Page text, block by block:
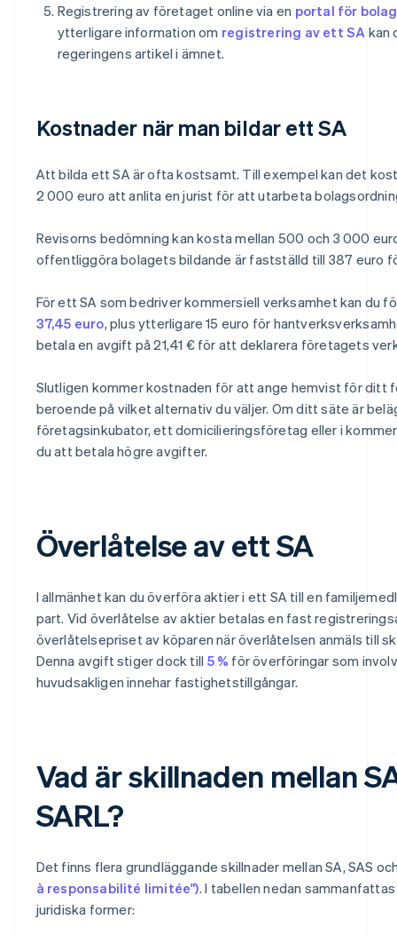
Registrering av företaget online via en portal för
ytterligare information om registrering av ett SA kan
regeringens artikel i ämnet.
Kostnader när man bildar ett SA
Att bilda ett SA är ofta kostsamt. Till exempel kan det
2 000 euro att anlita en jurist för att utarbeta
Revisorns bedömning kan kosta mellan 500 och 3 000
offentliggöra bolagets bildande är fastställd till 387 euro
För ett SA som bedriver kommersiell verksamhet kan du
37,45 euro, plus ytterligare 15 euro för
betala en avgift på 21,41 € för att deklarera företagets
Slutligen kommer kostnaden för att ange hemvist för ditt
beroende på vilket alternativ du väljer. Om ditt säte är
företagsinkubator, ett domicilieringsföretag eller i
du att betala högre avgifter.
Överlåtelse av ett SA
I allmänhet kan du överföra aktier i ett SA till en
part. Vid överlåtelse av aktier betalas en fast
överlåtelsepriset av köparen när överlåtelsen anmäls till
Denna avgift stiger dock till 5 % för överföringar som
huvudsakligen innehar fastighetstillgångar.
Vad är skillnaden mellan
SARL?
Det finns flera grundläggande skillnader mellan SA, SAS
à responsabilité limitée"). I tabellen nedan
juridiska former: